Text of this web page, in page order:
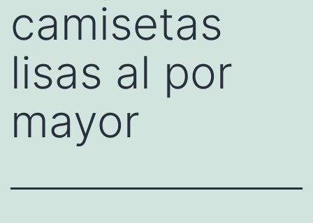
camisetas
lisas al por
mayor